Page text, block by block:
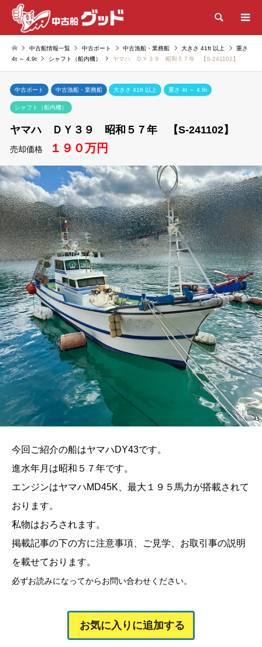
検索
中古船情報一覧 中古ボート 中古漁船・業務船 大きさ 41ft 以上
重さ
4t ～ 4.9t
シャフト（船内機） ヤマハ ＤＹ３９ 昭和５７年 【S-241102】
中古ボート 中古漁船・業務船 大きさ 41ft 以上 重さ 4t ～ 4.9t
シャフト（船内機）
ヤマハ ＤＹ３９ 昭和５７年 【S-241102】
売却価格 １９０万円
今回ご紹介の船はヤマハDY43です。
進水年月は昭和５７年です。
エンジンはヤマハMD45K、最大１９５馬力が搭載されて
おります。
私物はおろされます。
掲載記事の下の方に注意事項、ご見学、お取引事の説明
を載せております。
必ずお読みになってからお問い合わせください。
お気に入りに追加する